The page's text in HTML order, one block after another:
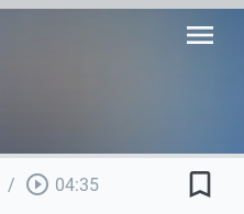
menu
/ play_circle_outline 04:35 bookmark_border